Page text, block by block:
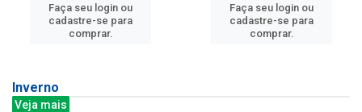
Faça seu login ou
cadastre-se para
comprar.
Faça seu login ou
cadastre-se para
comprar.
Inverno
Veja mais